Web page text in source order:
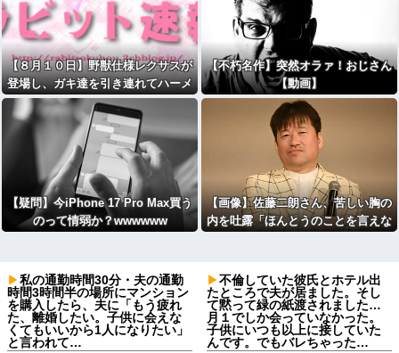
【８月１０日】野獣仕様レクサスが
登場し、ガキ達を引き連れてハーメ
ルンの笛吹き状態となる （※動画あ
り）
【不朽名作】突然オラァ！おじさん
【動画】
【疑問】今iPhone 17 Pro Max買う
のって情弱か？wwwwww
【画像】佐藤二朗さん、苦しい胸の
内を吐露「ほんとうのことを言えな
私の通勤時間30分・夫の通勤
時間3時間半の場所にマンション
を購入したら、夫に「もう疲れ
た、離婚したい。子供に会えな
くてもいいから1人になりたい」
と言われて…
不倫していた彼氏とホテル出
たところで夫が居ました。そし
て黙って緑の紙渡されました…
月１でしか会っていなかった。
子供にいつも以上に接していた
んです。でもバレちゃった…